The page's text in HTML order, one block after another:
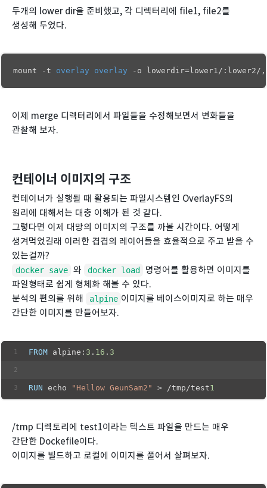
두개의 lower dir을 준비했고, 각 디렉터리에 file1, file2를
생성해 두었다.
mount -t overlay overlay - o lowerdir= lower1 / :lower2 /
이제 merge 디렉터리에서 파일들을 수정해보면서 변화들을
관찰해 보자.
컨테이너 이미지의 구조
컨테이너가 실행될 때 활용되는 파일시스템인 OverlayFS의
원리에 대해서는 대충 이해가 된 것 같다.
그렇다면 이제 대망의 이미지의 구조를 까볼 시간이다. 어떻게
생겨먹었길래 이러한 겹겹의 레이어들을 효율적으로 주고 받을 수
있는걸까?
docker save 와 docker load
명령어를 활용하면 이미지를
파일형태로 쉽게 형체화 해볼 수 있다.
분석의 편의를 위해
alpine 이미지를 베이스이미지로 하는 매우
간단한 이미지를 만들어보자.
FROM alpine: 3 . 16 . 3
RUN echo "Hellow GeunSam2" > /tmp/test1
/tmp 디렉토리에 test1이라는 텍스트 파일을 만드는 매우
간단한 Dockefile이다.
이미지를 빌드하고 로컬에 이미지를 풀어서 살펴보자.